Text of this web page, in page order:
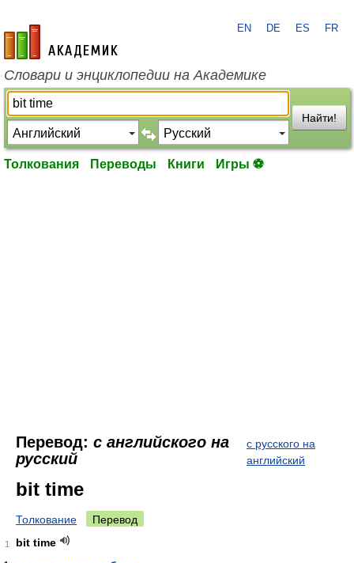
academic.ru
EN DE ES FR
Словари и энциклопедии на Академике
Найти!
Толкования Переводы Книги Игры ⚽
Перевод: с английского на
русский
с русского на
английский
bit time
Толкование Перевод
1
bit time